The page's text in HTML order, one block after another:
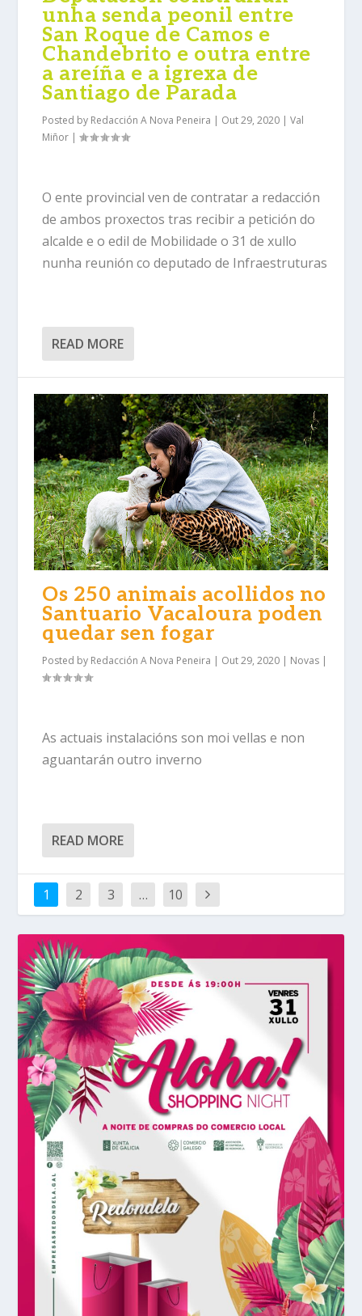
unha senda peonil entre
San Roque de Camos e
Chandebrito e outra entre
a areíña e a igrexa de
Santiago de Parada
Posted by Redacción A Nova Peneira | Out 29, 2020 |Val
Miñor |
O ente provincial ven de contratar a redacción
de ambos proxectos tras recibir a petición do
alcalde e o edil de Mobilidade o 31 de xullo
nunha reunión co deputado de Infraestruturas
READ MORE
Os 250 animais acollidos no
Santuario Vacaloura poden
quedar sen fogar
Posted by Redacción A Nova Peneira | Out 29, 2020 | Novas |
As actuais instalacións son moi vellas e non
aguantarán outro inverno
READ MORE
1 2 3 … 10